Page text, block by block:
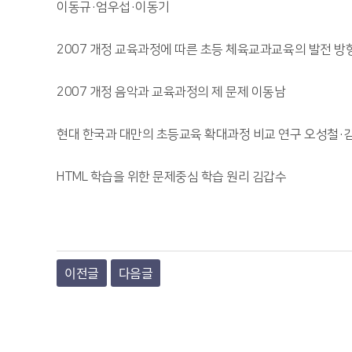
이동규·엄우섭·이동기
2007 개정 교육과정에 따른 초등 체육교과교육의 발전 방
2007 개정 음악과 교육과정의 제 문제 이동남
현대 한국과 대만의 초등교육 확대과정 비교 연구 오성철·
HTML 학습을 위한 문제중심 학습 원리 김갑수
이전글 다음글